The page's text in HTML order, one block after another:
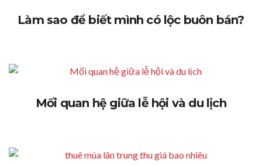
Làm sao để biết mình có lộc buôn bán?
Mối quan hệ giữa lễ hội và du lịch